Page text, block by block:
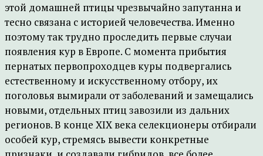
этой домашней птицы чрезвычайно запутанна и
тесно связана с историей человечества. Именно
поэтому так трудно проследить первые случаи
появления кур в Европе. С момента прибытия
пернатых первопроходцев куры подвергались
естественному и искусственному отбору, их
поголовья вымирали от заболеваний и замещались
новыми, отдельных птиц завозили из дальних
регионов. В конце XIX века селекционеры отбирали
особей кур, стремясь вывести конкретные